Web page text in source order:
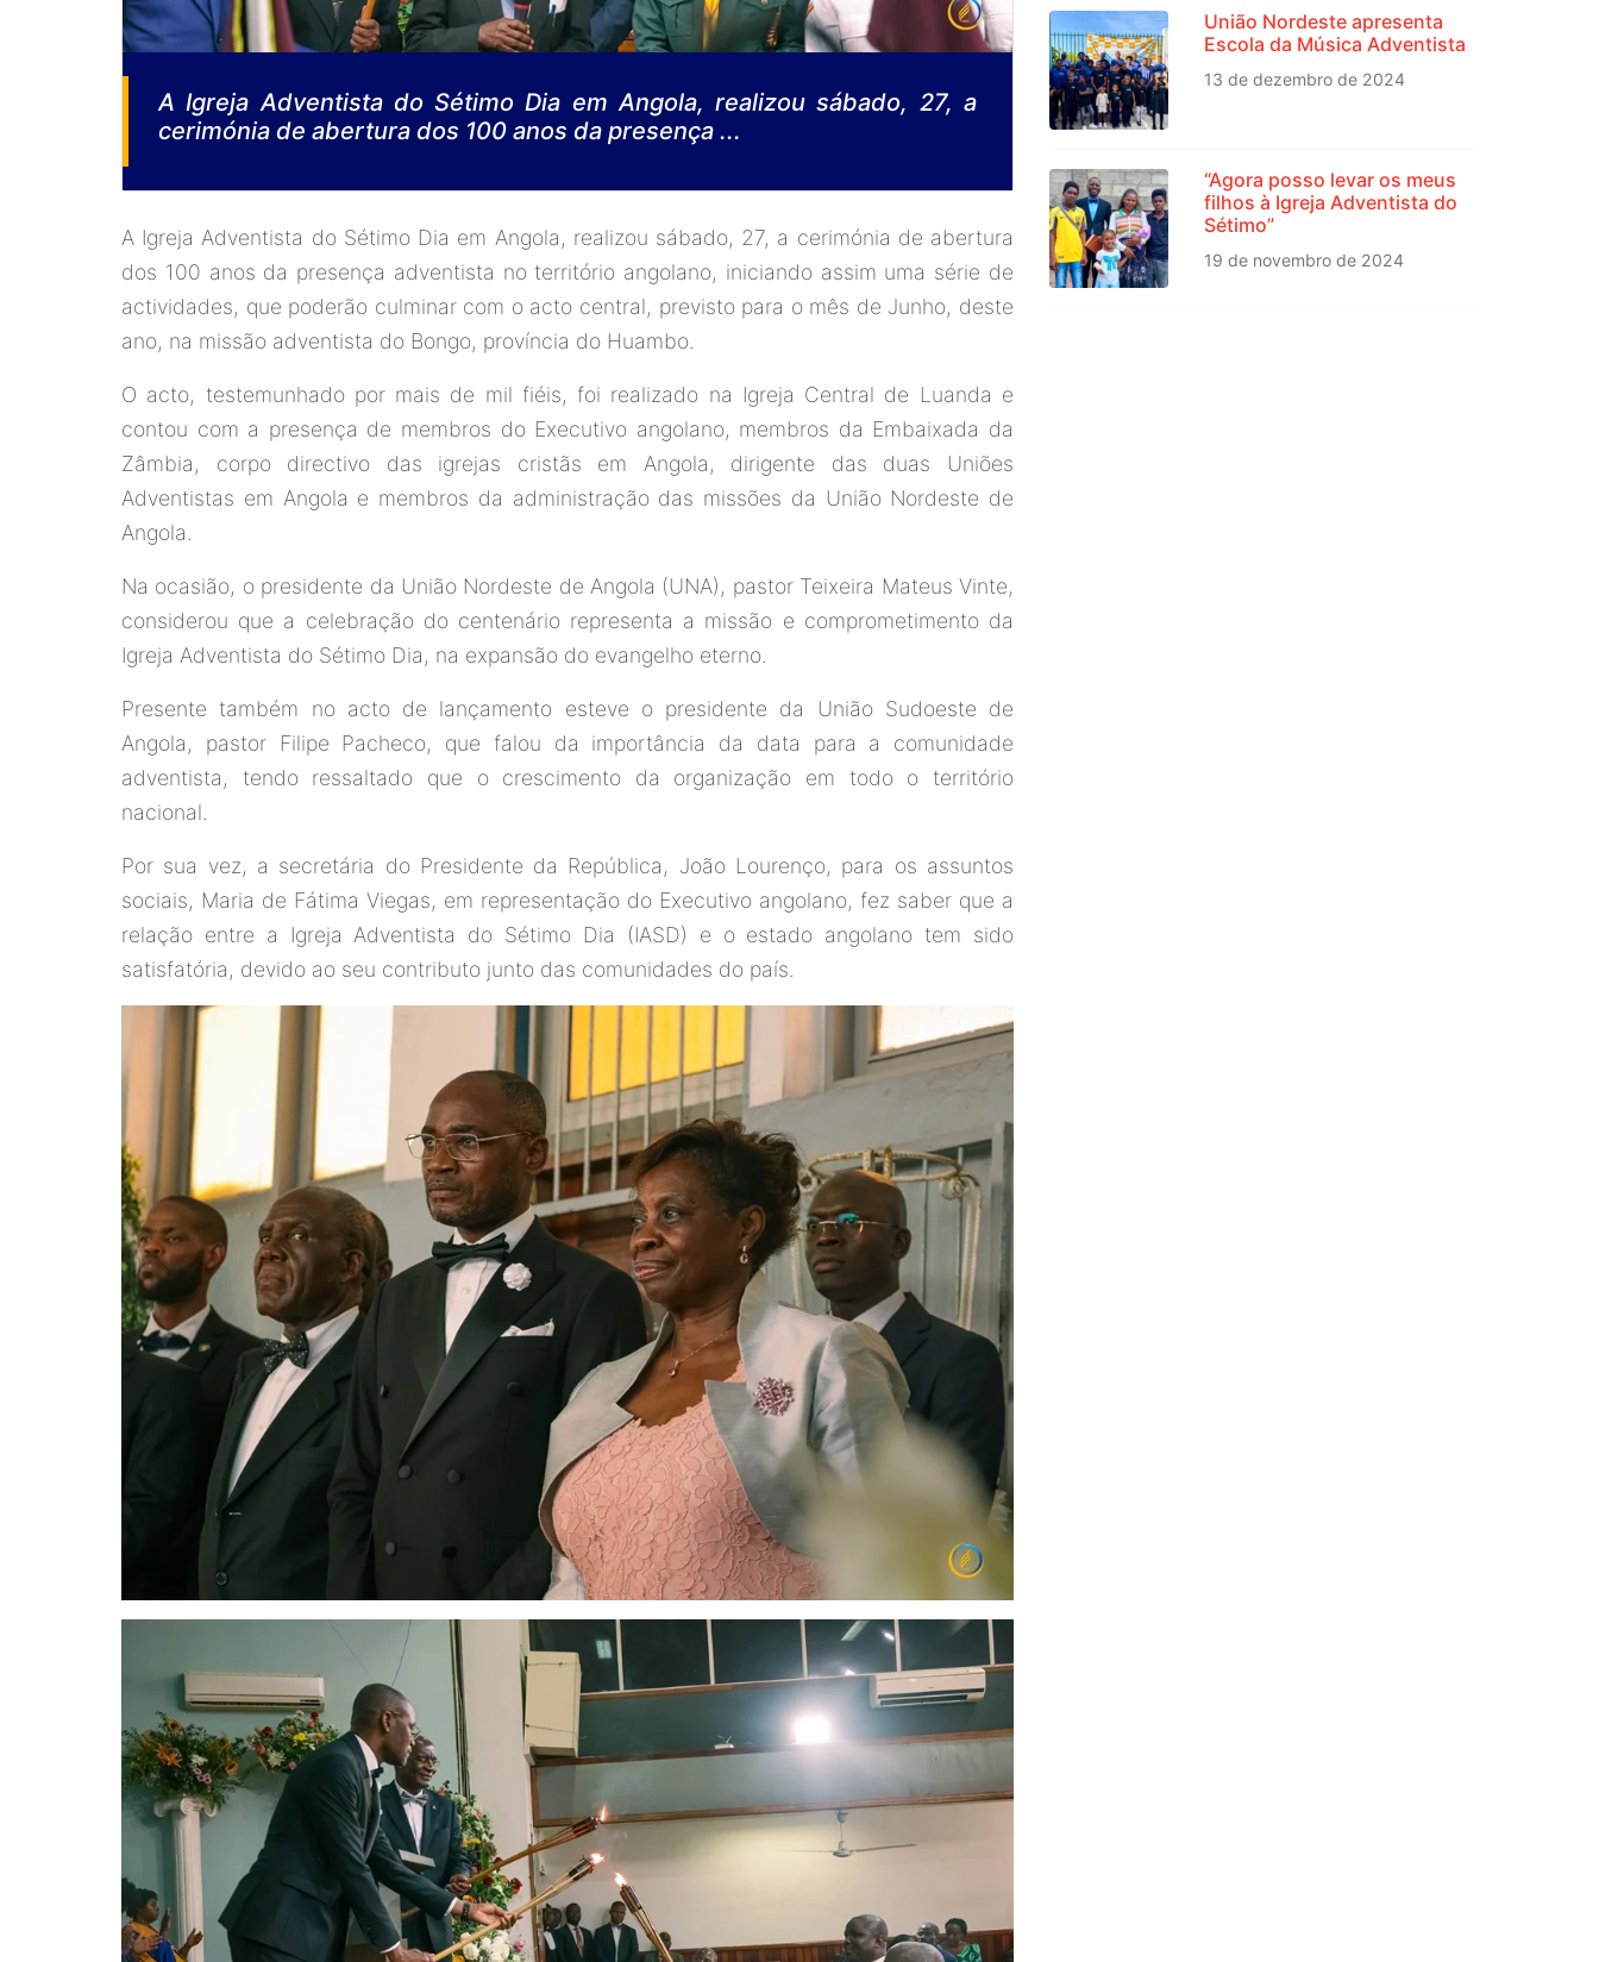
A Igreja Adventista do Sétimo Dia em Angola, realizou sábado, 27, a
cerimónia de abertura dos 100 anos da presença ...
A Igreja Adventista do Sétimo Dia em Angola, realizou sábado, 27, a cerimónia de abertura
dos 100 anos da presença adventista no território angolano, iniciando assim uma série de
actividades, que poderão culminar com o acto central, previsto para o mês de Junho, deste
ano, na missão adventista do Bongo, província do Huambo.
O acto, testemunhado por mais de mil fiéis, foi realizado na Igreja Central de Luanda e
contou com a presença de membros do Executivo angolano, membros da Embaixada da
Zâmbia, corpo directivo das igrejas cristãs em Angola, dirigente das duas Uniões
Adventistas em Angola e membros da administração das missões da União Nordeste de
Angola.
Na ocasião, o presidente da União Nordeste de Angola (UNA), pastor Teixeira Mateus Vinte,
considerou que a celebração do centenário representa a missão e comprometimento da
Igreja Adventista do Sétimo Dia, na expansão do evangelho eterno.
Presente também no acto de lançamento esteve o presidente da União Sudoeste de
Angola, pastor Filipe Pacheco, que falou da importância da data para a comunidade
adventista, tendo ressaltado que o crescimento da organização em todo o território
nacional.
Por sua vez, a secretária do Presidente da República, João Lourenço, para os assuntos
sociais, Maria de Fátima Viegas, em representação do Executivo angolano, fez saber que a
relação entre a Igreja Adventista do Sétimo Dia (IASD) e o estado angolano tem sido
satisfatória, devido ao seu contributo junto das comunidades do país.
União Nordeste apresenta
Escola da Música Adventista
13 de dezembro de 2024
“Agora posso levar os meus
filhos à Igreja Adventista do
Sétimo”
19 de novembro de 2024